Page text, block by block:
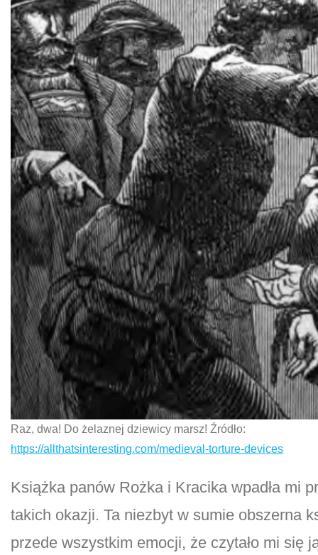
Raz, dwa! Do żelaznej dziewicy marsz! Źródło:
https://allthatsinteresting.com/medieval-torture-devices
Książka panów Rożka i Kracika wpadła mi
takich okazji. Ta niezbyt w sumie obszerna
przede wszystkim emocji, że czytało mi się